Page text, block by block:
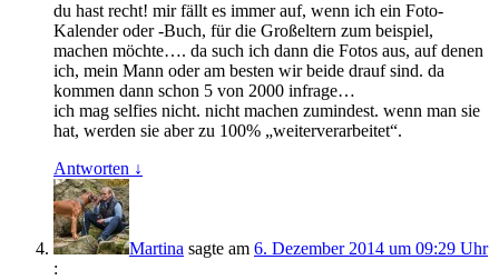
du hast recht! mir fällt es immer auf, wenn ich ein Foto-
Kalender oder -Buch, für die Großeltern zum beispiel,
machen möchte…. da such ich dann die Fotos aus, auf denen
ich, mein Mann oder am besten wir beide drauf sind. da
kommen dann schon 5 von 2000 infrage…
ich mag selfies nicht. nicht machen zumindest. wenn man sie
hat, werden sie aber zu 100% „weiterverarbeitet“.
Antworten ↓
Martina sagte am 6. Dezember 2014 um 09:29 Uhr
: